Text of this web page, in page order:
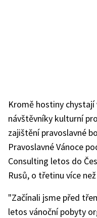
Kromě hostiny
návštěvníky kulturní
zajištění pravoslavné
Pravoslavné Vánoce
Consulting letos do
Rusů, o třetinu více
"Začínali jsme před
letos vánoční pobyty